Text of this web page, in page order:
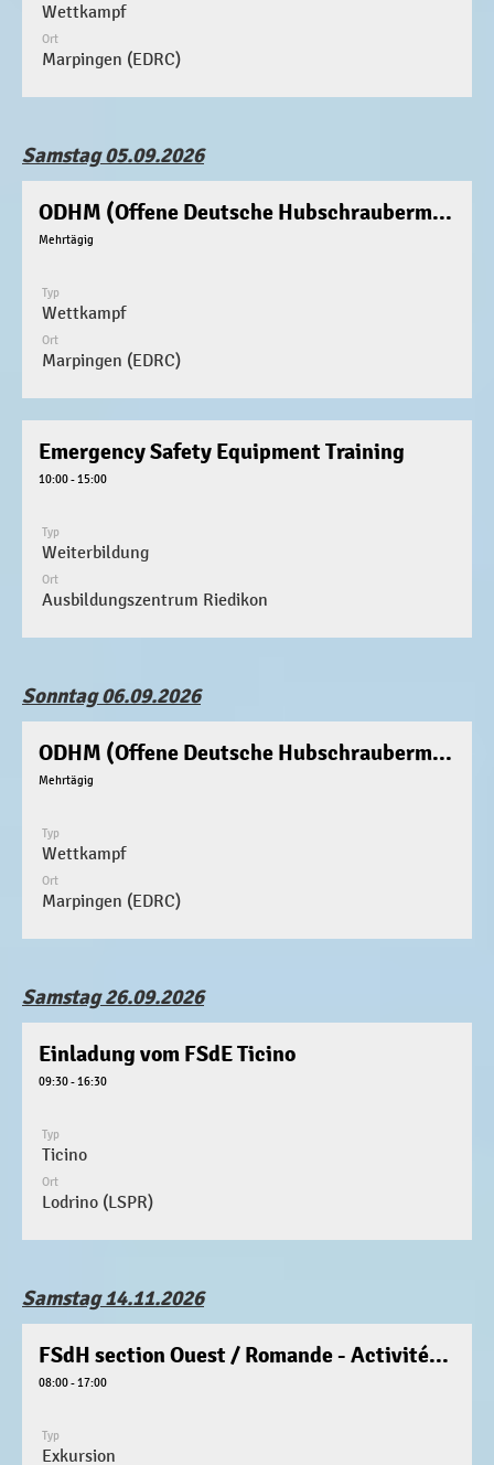
Wettkampf
Ort
Marpingen (EDRC)
Samstag 05.09.2026
ODHM (Offene Deutsche Hubschraubermeisterschaft)
Mehrtägig
Typ
Wettkampf
Ort
Marpingen (EDRC)
Emergency Safety Equipment Training
10:00 - 15:00
Typ
Weiterbildung
Ort
Ausbildungszentrum Riedikon
Sonntag 06.09.2026
ODHM (Offene Deutsche Hubschraubermeisterschaft)
Mehrtägig
Typ
Wettkampf
Ort
Marpingen (EDRC)
Samstag 26.09.2026
Einladung vom FSdE Ticino
09:30 - 16:30
Typ
Ticino
Ort
Lodrino (LSPR)
Samstag 14.11.2026
FSdH section Ouest / Romande - Activitée (Save the date)
08:00 - 17:00
Typ
Exkursion